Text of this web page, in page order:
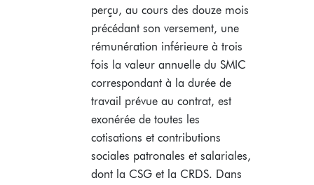
perçu, au cours des douze mois
précédant son versement, une
rémunération inférieure à trois
fois la valeur annuelle du SMIC
correspondant à la durée de
travail prévue au contrat, est
exonérée de toutes les
cotisations et contributions
sociales patronales et salariales,
dont la CSG et la CRDS. Dans